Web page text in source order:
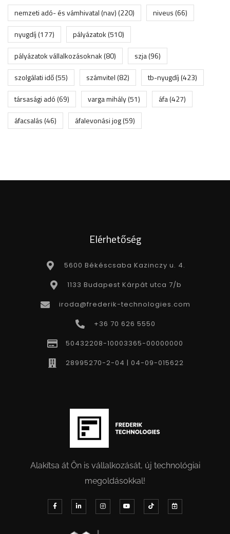
nemzeti adó- és vámhivatal (nav)(220) niveus(66)
nyugdíj(177) pályázatok(510)
pályázatok vállalkozásoknak(80) szja(96)
szolgálati idő(55) számvitel(82) tb-nyugdíj(423)
társasági adó(69) varga mihály(51) áfa(427)
áfacsalás(46) áfalevonási jog(59)
Elérhetőség
5600 Békéscsaba Kazinczy u. 4.
1133 Budapest Kárpát utca 7/b
iroda@frederik-technologies.com
+36 70 626 5550
50432208-10003365-00000000
28995270-2-04 | 04-09-015622
Alakítsa át Ön is vállalkozását, új technológiai
megoldásokkal!